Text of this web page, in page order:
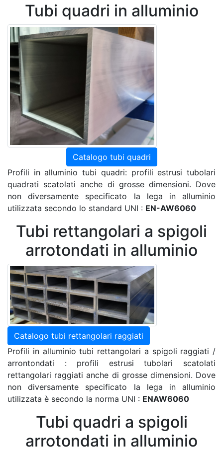
Tubi quadri in alluminio
Catalogo tubi quadri
Profili in alluminio tubi quadri: profili estrusi tubolari
quadrati scatolati anche di grosse dimensioni. Dove
non diversamente specificato la lega in alluminio
utilizzata secondo lo standard UNI : EN-AW6060
Tubi rettangolari a spigoli
arrotondati in alluminio
Catalogo tubi rettangolari raggiati
Profili in alluminio tubi rettangolari a spigoli raggiati /
arrontondati : profili estrusi tubolari scatolati
rettangolari raggiati anche di grosse dimensioni. Dove
non diversamente specificato la lega in alluminio
utilizzata è secondo la norma UNI : ENAW6060
Tubi quadri a spigoli
arrotondati in alluminio